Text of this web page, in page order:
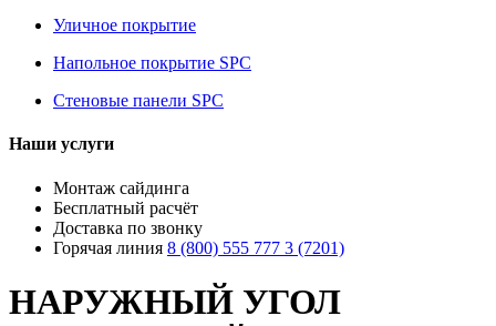
Уличное покрытие
Напольное покрытие SPC
Стеновые панели SPC
Наши услуги
Монтаж сайдинга
Бесплатный расчёт
Доставка по звонку
Горячая линия 8 (800) 555 777 3 (7201)
НАРУЖНЫЙ УГОЛ